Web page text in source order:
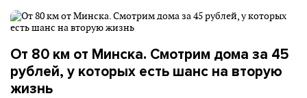
От 80 км от Минска. Смотрим дома за 45
рублей, у которых есть шанс на вторую
жизнь